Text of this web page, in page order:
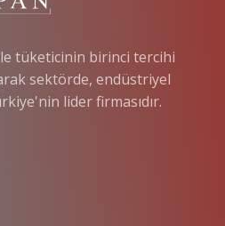
tüketicinin birinci tercihi
sektörde, endüstriyel
lider firmasıdır.